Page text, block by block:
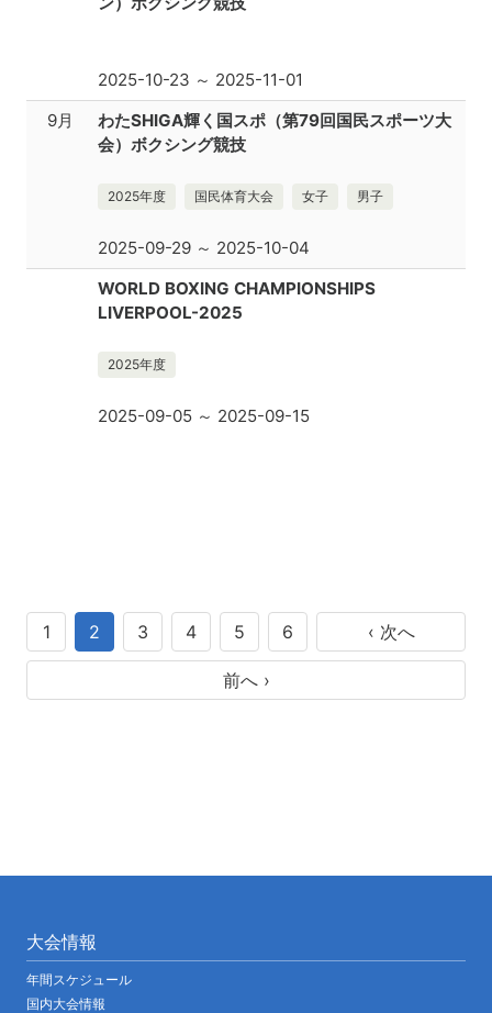
2025-10-23 ～ 2025-11-01
9月
わたSHIGA輝く国スポ（第79回国民スポーツ大
会）ボクシング競技
2025年度 国民体育大会 女子 男子
2025-09-29 ～ 2025-10-04
WORLD BOXING CHAMPIONSHIPS
LIVERPOOL-2025
2025年度
2025-09-05 ～ 2025-09-15
‹ 次へ
前へ ›
1 2 3 4 5 6
大会情報
年間スケジュール
国内大会情報